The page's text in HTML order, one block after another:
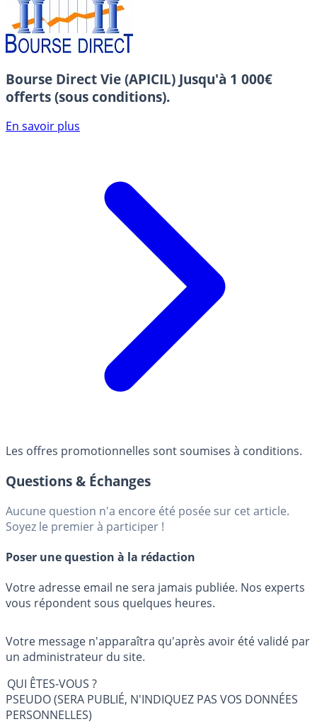
Bourse Direct Vie (APICIL) Jusqu'à 1 000€
offerts (sous conditions).
En savoir plus
Les offres promotionnelles sont soumises à conditions.
Questions & Échanges
Aucune question n'a encore été posée sur cet article.
Soyez le premier à participer !
Poser une question à la rédaction
Votre adresse email ne sera jamais publiée. Nos experts
vous répondent sous quelques heures.
Votre message n'apparaîtra qu'après avoir été validé par
un administrateur du site.
QUI ÊTES-VOUS ?
PSEUDO (SERA PUBLIÉ, N'INDIQUEZ PAS VOS DONNÉES
PERSONNELLES)